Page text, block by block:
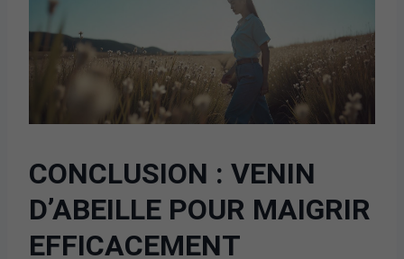
CONCLUSION : VENIN
D’ABEILLE POUR MAIGRIR
EFFICACEMENT